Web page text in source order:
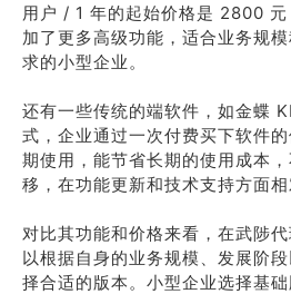
用户 / 1 年的起始价格是 2800
加了更多高级功能，适合业务规
求的小型企业。
还有一些传统的端软件，如金蝶
式，企业通过一次付费买下软件
期使用，能节省长期的使用成本
移，在功能更新和技术支持方面相
对比其功能和价格来看，在武陟
以根据自身的业务规模、发展阶
择合适的版本。小型企业选择基